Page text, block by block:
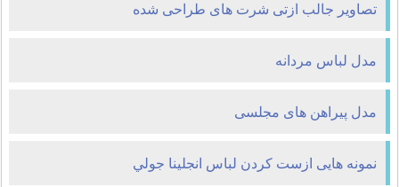
تصاویر جالب ازتی شرت های طراحی شده
مدل لباس مردانه
مدل پیراهن های مجلسی
نمونه هايی ازست کردن لباس انجلينا جولي